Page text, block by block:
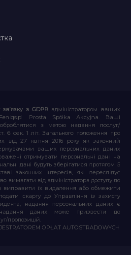
з GDPR адміністратором ваших
Prosta Spółka Akcyjna. Ваші
з метою надання послуг/
6 сек. 1 літ. Загального положення про
від 27 квітня 2016 року як законний
ваших персональних даних
отримувати персональні дані на
дані будуть зберігатися протягом 5
законних інтересів, які переслідує
вимагати від адміністратора доступу до
виправити їх видалення або обмежити
скаргу до Управління із захисту
надання персональних даних є
даних може призвести до
пропозицій.
OPŁAT AUTOSTRADOWYCH